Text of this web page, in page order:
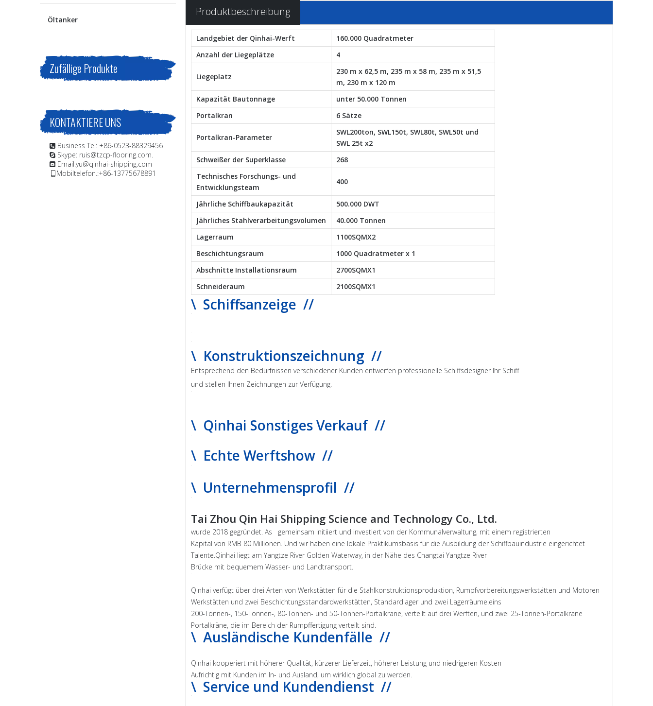
Öltanker
Zufällige Produkte
KONTAKTIERE UNS
 Business Tel: +86-0523-88329456
 Skype: ruis@tzcp-flooring.com.
 Email:yu@qinhai-shipping.com
Mobiltelefon.:+86-13775678891
Produktbeschreibung
Landgebiet der Qinhai-Werft
160.000 Quadratmeter
Anzahl der Liegeplätze
4
Liegeplatz
230 m x 62,5 m, 235 m x 58 m, 235 m x 51,5
m, 230 m x 120 m
Kapazität Bautonnage
unter 50.000 Tonnen
Portalkran
6 Sätze
Portalkran-Parameter
SWL200ton, SWL150t, SWL80t, SWL50t und
SWL 25t x2
Schweißer der Superklasse
268
Technisches Forschungs- und
Entwicklungsteam
400
Jährliche Schiffbaukapazität
500.000 DWT
Jährliches Stahlverarbeitungsvolumen
40.000 Tonnen
Lagerraum
1100SQMX2
Beschichtungsraum
1000 Quadratmeter x 1
Abschnitte Installationsraum
2700SQMX1
Schneideraum
2100SQMX1
\ Schiffsanzeige //
\ Konstruktionszeichnung //
Entsprechend den Bedürfnissen verschiedener Kunden entwerfen professionelle Schiffsdesigner Ihr Schiff
und stellen Ihnen Zeichnungen zur Verfügung.
\ Qinhai Sonstiges Verkauf //
\ Echte Werftshow //
\ Unternehmensprofil //
Tai Zhou Qin Hai Shipping Science and Technology Co., Ltd.
wurde 2018 gegründet. As gemeinsam initiiert und investiert von der Kommunalverwaltung, mit einem registrierten
Kapital von RMB 80 Millionen. Und wir haben eine lokale Praktikumsbasis für die Ausbildung der Schiffbauindustrie eingerichtet
Talente.Qinhai liegt am Yangtze River Golden Waterway, in der Nähe des Changtai Yangtze River
Brücke mit bequemem Wasser- und Landtransport.
Qinhai verfügt über drei Arten von Werkstätten für die Stahlkonstruktionsproduktion, Rumpfvorbereitungswerkstätten und Motoren
Werkstätten und zwei Beschichtungsstandardwerkstätten, Standardlager und zwei Lagerräume.eins
200-Tonnen-, 150-Tonnen-, 80-Tonnen- und 50-Tonnen-Portalkrane, verteilt auf drei Werften, und zwei 25-Tonnen-Portalkrane
Portalkräne, die im Bereich der Rumpffertigung verteilt sind.
\ Ausländische Kundenfälle //
Qinhai kooperiert mit höherer Qualität, kürzerer Lieferzeit, höherer Leistung und niedrigeren Kosten
Aufrichtig mit Kunden im In- und Ausland, um wirklich global zu werden.
\ Service und Kundendienst //